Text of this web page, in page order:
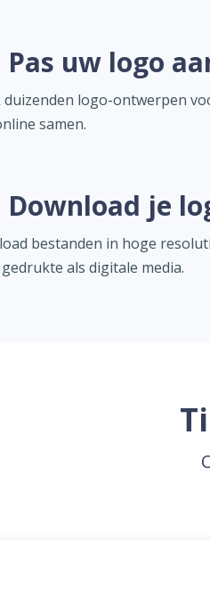
Pas uw logo
duizenden logo-ontwerpen
samen.
Download je
bestanden in hoge
als digitale media.